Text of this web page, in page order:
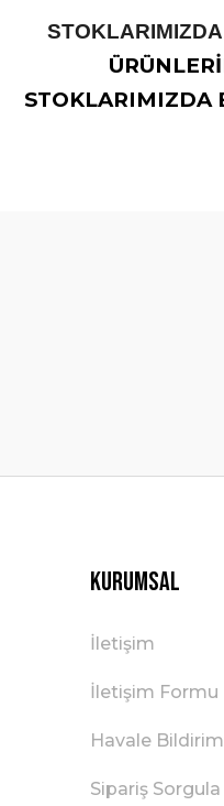
STOKLARIMIZDA
Kurumsal
İletişim
İletişim Formu
Havale
Sipariş Sorgula